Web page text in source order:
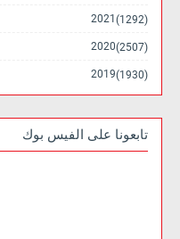
2021 (1292)
2020 (2507)
2019 (1930)
تابعونا على الفيس بوك